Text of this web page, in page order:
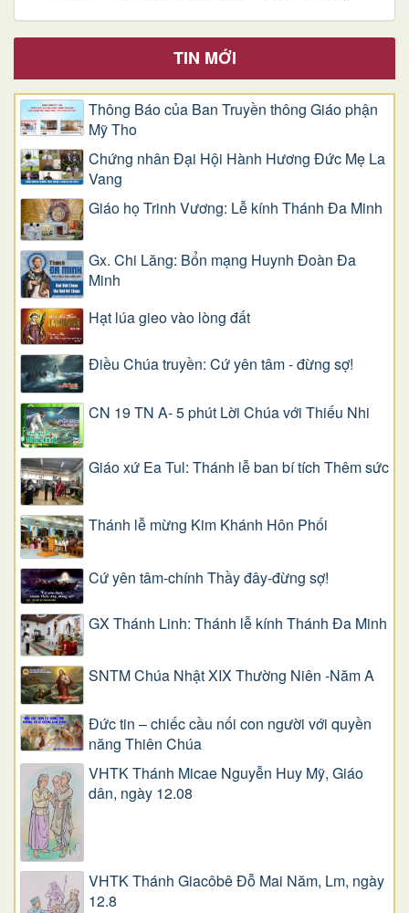
TIN MỚI
Thông Báo của Ban Truyền thông Giáo phận
Mỹ Tho
Chứng nhân Đại Hội Hành Hương Đức Mẹ La
Vang
Giáo họ Trinh Vương: Lễ kính Thánh Đa Minh
Gx. Chi Lăng: Bổn mạng Huynh Đoàn Đa
Minh
Hạt lúa gieo vào lòng đất
Điều Chúa truyền: Cứ yên tâm - đừng sợ!
CN 19 TN A- 5 phút Lời Chúa với Thiếu Nhi
Giáo xứ Ea Tul: Thánh lễ ban bí tích Thêm sức
Thánh lễ mừng Kim Khánh Hôn Phối
Cứ yên tâm-chính Thầy đây-đừng sợ!
GX Thánh Linh: Thánh lễ kính Thánh Đa Minh
SNTM Chúa Nhật XIX Thường Niên -Năm A
Đức tin – chiếc cầu nối con người với quyền
năng Thiên Chúa
VHTK Thánh Micae Nguyễn Huy Mỹ, Giáo
dân, ngày 12.08
VHTK Thánh Giacôbê Ðỗ Mai Năm, Lm, ngày
12.8